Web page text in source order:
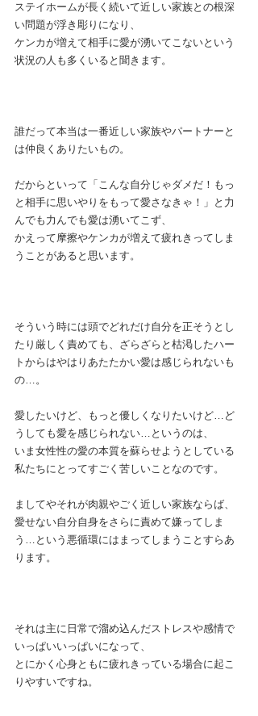
ステイホームが長く続いて近しい家族との根深
い問題が浮き彫りになり、
ケンカが増えて相手に愛が湧いてこないという
状況の人も多くいると聞きます。
誰だって本当は一番近しい家族やパートナーと
は仲良くありたいもの。
だからといって「こんな自分じゃダメだ！もっ
と相手に思いやりをもって愛さなきゃ！」と力
んでも力んでも愛は湧いてこず、
かえって摩擦やケンカが増えて疲れきってしま
うことがあると思います。
そういう時には頭でどれだけ自分を正そうとし
たり厳しく責めても、ざらざらと枯渇したハー
トからはやはりあたたかい愛は感じられないも
の…。
愛したいけど、もっと優しくなりたいけど…ど
うしても愛を感じられない…というのは、
いま女性性の愛の本質を蘇らせようとしている
私たちにとってすごく苦しいことなのです。
ましてやそれが肉親やごく近しい家族ならば、
愛せない自分自身をさらに責めて嫌ってしま
う…という悪循環にはまってしまうことすらあ
ります。
それは主に日常で溜め込んだストレスや感情で
いっぱいいっぱいになって、
とにかく心身ともに疲れきっている場合に起こ
りやすいですね。